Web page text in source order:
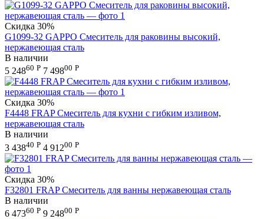
Скидка 30%
G1099-32 GAPPO Смеситель для раковины высокий,
нержавеющая сталь
В наличии
5 24860 Р 7 49800 Р
Скидка 30%
F4448 FRAP Смеситель для кухни с гибким изливом,
нержавеющая сталь
В наличии
3 43840 Р 4 91200 Р
Скидка 30%
F32801 FRAP Смеситель для ванны нержавеющая сталь
В наличии
6 47360 Р 9 24800 Р